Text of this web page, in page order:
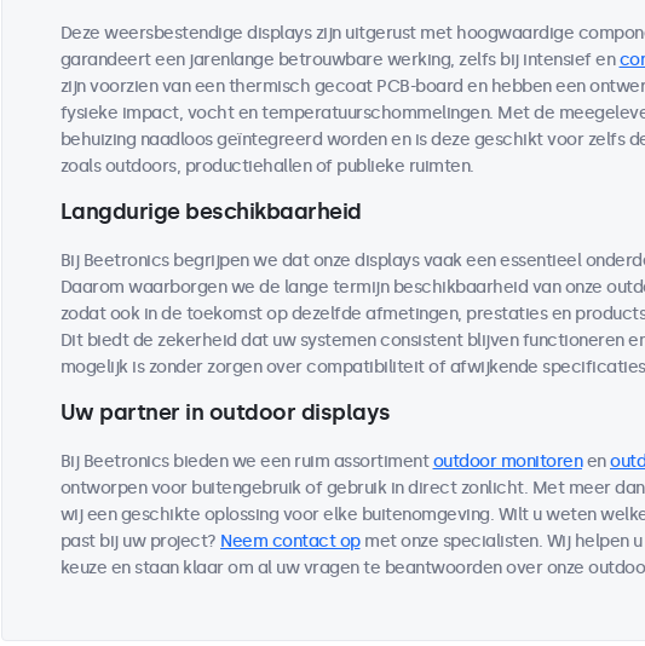
Deze weersbestendige displays zijn uitgerust met hoogwaardige
garandeert een jarenlange betrouwbare werking, zelfs bij intensief en
zijn voorzien van een thermisch gecoat PCB-board en hebben een
fysieke impact, vocht en temperatuurschommelingen. Met de
behuizing naadloos geïntegreerd worden en is deze geschikt voor zelfs
zoals outdoors, productiehallen of publieke ruimten.
Langdurige beschikbaarheid
Bij Beetronics begrijpen we dat onze displays vaak een essentieel
Daarom waarborgen we de lange termijn beschikbaarheid van onze
zodat ook in de toekomst op dezelfde afmetingen, prestaties en
Dit biedt de zekerheid dat uw systemen consistent blijven functioneren
mogelijk is zonder zorgen over compatibiliteit of afwijkende
Uw partner in outdoor displays
Bij Beetronics bieden we een ruim assortimentoutdoor monitorenen
ontworpen voor buitengebruik of gebruik in direct zonlicht. Met meer
wij een geschikte oplossing voor elke buitenomgeving. Wilt u weten
past bij uw project? Neem contact opmet onze specialisten. Wij helpen
keuze en staan klaar om al uw vragen te beantwoorden over onze